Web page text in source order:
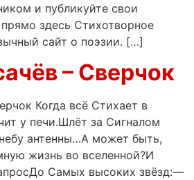
и публикуйте свои
здесь Стихотворное
сайт о поэзии. […]
– Сверчок
Когда всё Стихает в
у печи.Шлёт за Сигналом
антенны…А может быть,
жизнь во вселенной?И
Самых высоких звёзд:—